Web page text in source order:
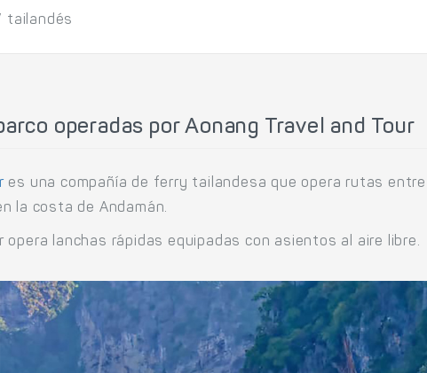
tailandés
operadas por Aonang Travel and Tour
es una compañía de ferry tailandesa que opera rutas entre
la costa de Andamán.
opera lanchas rápidas equipadas con asientos al aire libre.